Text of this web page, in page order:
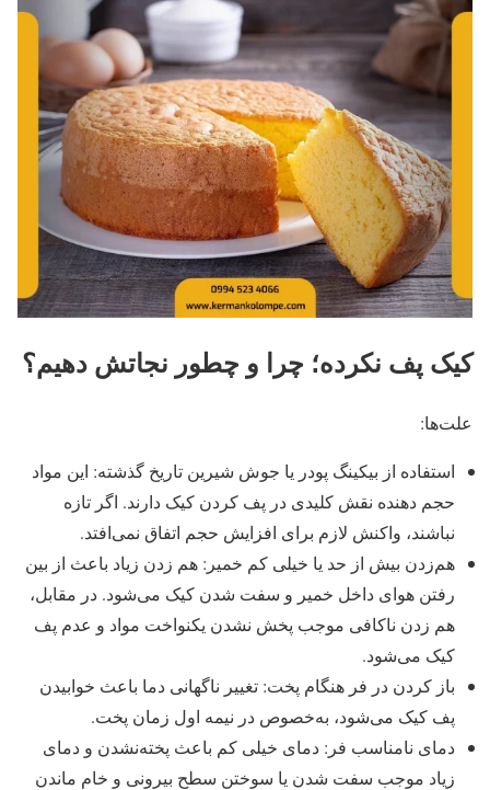
کیک پف نکرده؛ چرا و چطور نجاتش دهیم؟
علت‌ها:
استفاده از بیکینگ ‌پودر یا جوش‌ شیرین تاریخ گذشته: این مواد
حجم ‌دهنده نقش کلیدی در پف کردن کیک دارند. اگر تازه
نباشند، واکنش لازم برای افزایش حجم اتفاق نمی‌افتد.
هم‌زدن بیش از حد یا خیلی کم خمیر: هم ‌زدن زیاد باعث از بین
رفتن هوای داخل خمیر و سفت شدن کیک می‌شود. در مقابل،
هم‌ زدن ناکافی موجب پخش نشدن یکنواخت مواد و عدم پف
کیک می‌شود.
باز کردن در فر هنگام پخت: تغییر ناگهانی دما باعث خوابیدن
پف کیک می‌شود، به‌خصوص در نیمه اول زمان پخت.
دمای نامناسب فر: دمای خیلی کم باعث پخته‌نشدن و دمای
زیاد موجب سفت شدن یا سوختن سطح بیرونی و خام ماندن